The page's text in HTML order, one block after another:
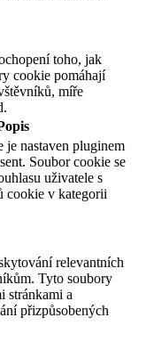
toho, jak
cookie pomáhají
míře
je nastaven pluginem
Soubor cookie se
uživatele s
cookie v kategorii
relevantních
Tyto soubory
stránkami a
přizpůsobených